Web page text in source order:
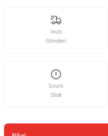
Hızlı
Gönderi
Sınırlı
Stok